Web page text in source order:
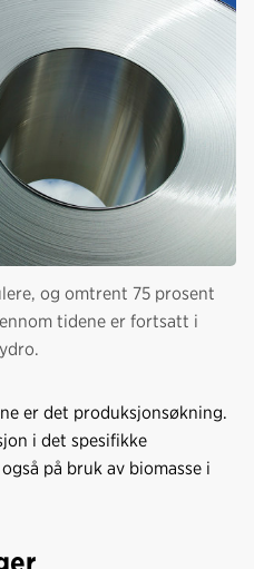
og omtrent 75 prosent
tidene er fortsatt i
er det produksjonsøkning.
i det spesifikke
på bruk av biomasse i